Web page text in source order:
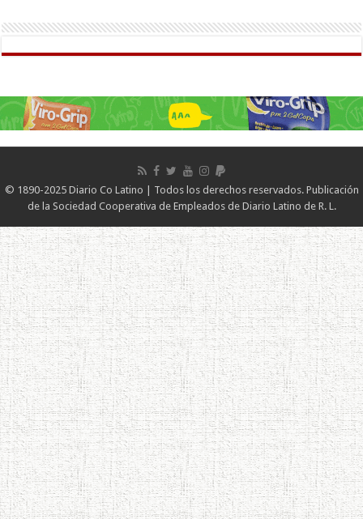
© 1890-2025 Diario Co Latino | Todos los derechos reservados. Publicación
de la Sociedad Cooperativa de Empleados de Diario Latino de R. L.